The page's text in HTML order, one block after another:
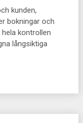
kunden,
bokningar och
kontrollen
långsiktiga